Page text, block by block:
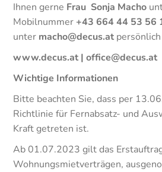
Ihnen gerne Frau Sonja Macho
Mobilnummer +43 664 44 53 56
unter macho@decus.at
www.decus.at | office@decus.at
Wichtige Informationen
Bitte beachten Sie, dass per
Richtlinie für Fernabsatz- und
Kraft getreten ist.
Ab 01.07.2023 gilt das
Wohnungsmietverträgen,